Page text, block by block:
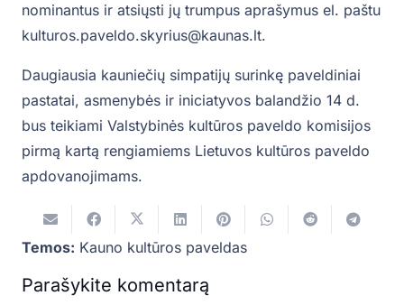
nominantus ir atsiųsti jų trumpus aprašymus el. paštu
kulturos.paveldo.skyrius@kaunas.lt.
Daugiausia kauniečių simpatijų surinkę paveldiniai
pastatai, asmenybės ir iniciatyvos balandžio 14 d.
bus teikiami Valstybinės kultūros paveldo komisijos
pirmą kartą rengiamiems Lietuvos kultūros paveldo
apdovanojimams.
Temos: Kauno kultūros paveldas
Parašykite komentarą